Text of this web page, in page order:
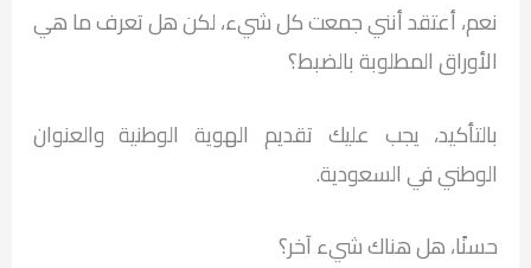
نعم، أعتقد أنني جمعت كل شيء، لكن هل تعرف ما هي
الأوراق المطلوبة بالضبط؟
بالتأكيد، يجب عليك تقديم الهوية الوطنية والعنوان
الوطني في السعودية.
حسنًا، هل هناك شيء آخر؟